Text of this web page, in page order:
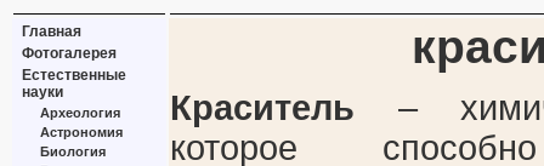
Главная
Фотогалерея
Естественные
науки
Археология
Астрономия
Биология
Краситель –
которое